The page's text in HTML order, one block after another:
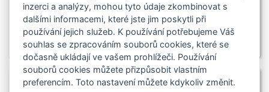
inzerci a analýzy, mohou tyto údaje zkombinovat s
dalšími informacemi, které jste jim poskytli při
používání jejich služeb. K používání potřebujeme Váš
souhlas se zpracováním souborů cookies, které se
dočasně ukládají ve vašem prohlížeči. Používání
souborů cookies můžete přizpůsobit vlastním
preferencím. Toto nastavení můžete kdykoliv změnit.